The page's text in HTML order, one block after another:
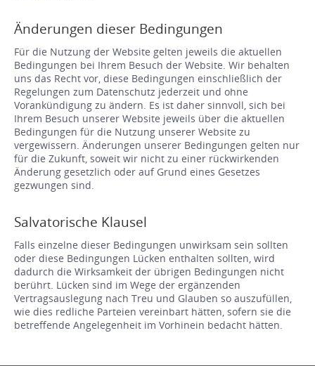
Änderungen dieser Bedingungen
Für die Nutzung der Website gelten jeweils die aktuellen
Bedingungen bei Ihrem Besuch der Website. Wir behalten
uns das Recht vor, diese Bedingungen einschließlich der
Regelungen zum Datenschutz jederzeit und ohne
Vorankündigung zu ändern. Es ist daher sinnvoll, sich bei
Ihrem Besuch unserer Website jeweils über die aktuellen
Bedingungen für die Nutzung unserer Website zu
vergewissern. Änderungen unserer Bedingungen gelten nur
für die Zukunft, soweit wir nicht zu einer rückwirkenden
Änderung gesetzlich oder auf Grund eines Gesetzes
gezwungen sind.
Salvatorische Klausel
Falls einzelne dieser Bedingungen unwirksam sein sollten
oder diese Bedingungen Lücken enthalten sollten, wird
dadurch die Wirksamkeit der übrigen Bedingungen nicht
berührt. Lücken sind im Wege der ergänzenden
Vertragsauslegung nach Treu und Glauben so auszufüllen,
wie dies redliche Parteien vereinbart hätten, sofern sie die
betreffende Angelegenheit im Vorhinein bedacht hätten.